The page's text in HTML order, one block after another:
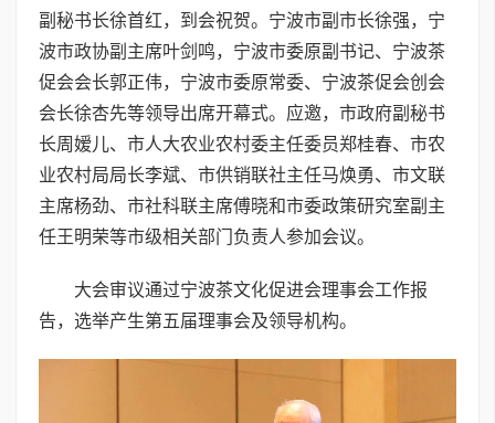
副秘书长徐首红，到会祝贺。宁波市副市长徐强，宁
波市政协副主席叶剑鸣，宁波市委原副书记、宁波茶
促会会长郭正伟，宁波市委原常委、宁波茶促会创会
会长徐杏先等领导出席开幕式。应邀，市政府副秘书
长周嫒儿、市人大农业农村委主任委员郑桂春、市农
业农村局局长李斌、市供销联社主任马焕勇、市文联
主席杨劲、市社科联主席傅晓和市委政策研究室副主
任王明荣等市级相关部门负责人参加会议。
大会审议通过宁波茶文化促进会理事会工作报
告，选举产生第五届理事会及领导机构。